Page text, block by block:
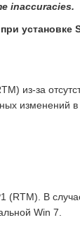
inaccuracies.
установке
из-за
изменений
(RTM). В
Win 7.